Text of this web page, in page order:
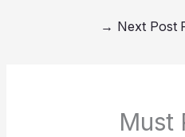
Next Post
→
Must